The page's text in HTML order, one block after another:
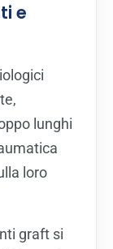
e
lunghi
loro
graft si